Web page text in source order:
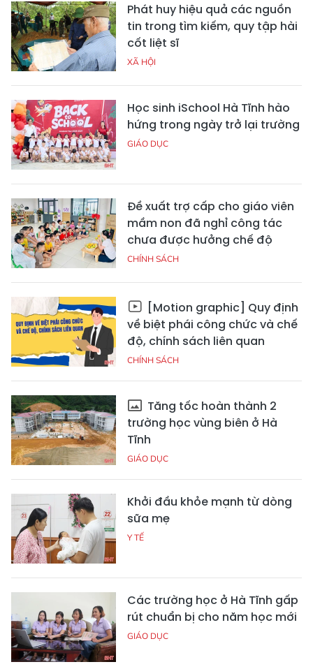
Phát huy hiệu quả các nguồn
tin trong tìm kiếm, quy tập hài
cốt liệt sĩ
XÃ HỘI
Học sinh iSchool Hà Tĩnh hào
hứng trong ngày trở lại trường
GIÁO DỤC
Đề xuất trợ cấp cho giáo viên
mầm non đã nghỉ công tác
chưa được hưởng chế độ
CHÍNH SÁCH
[Motion graphic] Quy định
về biệt phái công chức và chế
độ, chính sách liên quan
CHÍNH SÁCH
Tăng tốc hoàn thành 2
trường học vùng biên ở Hà
Tĩnh
GIÁO DỤC
Khởi đầu khỏe mạnh từ dòng
sữa mẹ
Y TẾ
Các trường học ở Hà Tĩnh gấp
rút chuẩn bị cho năm học mới
GIÁO DỤC